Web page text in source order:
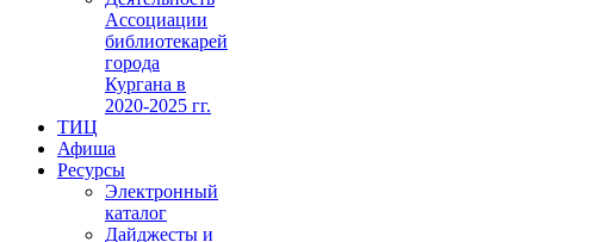
Ассоциации
библиотекарей
города
Кургана в
2020-2025 гг.
ТИЦ
Афиша
Ресурсы
Электронный
каталог
Дайджесты и